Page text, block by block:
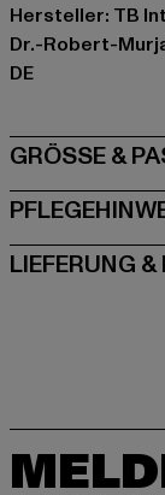
Hersteller: TB
Dr.-Robert-
DE
LIEFERUNG